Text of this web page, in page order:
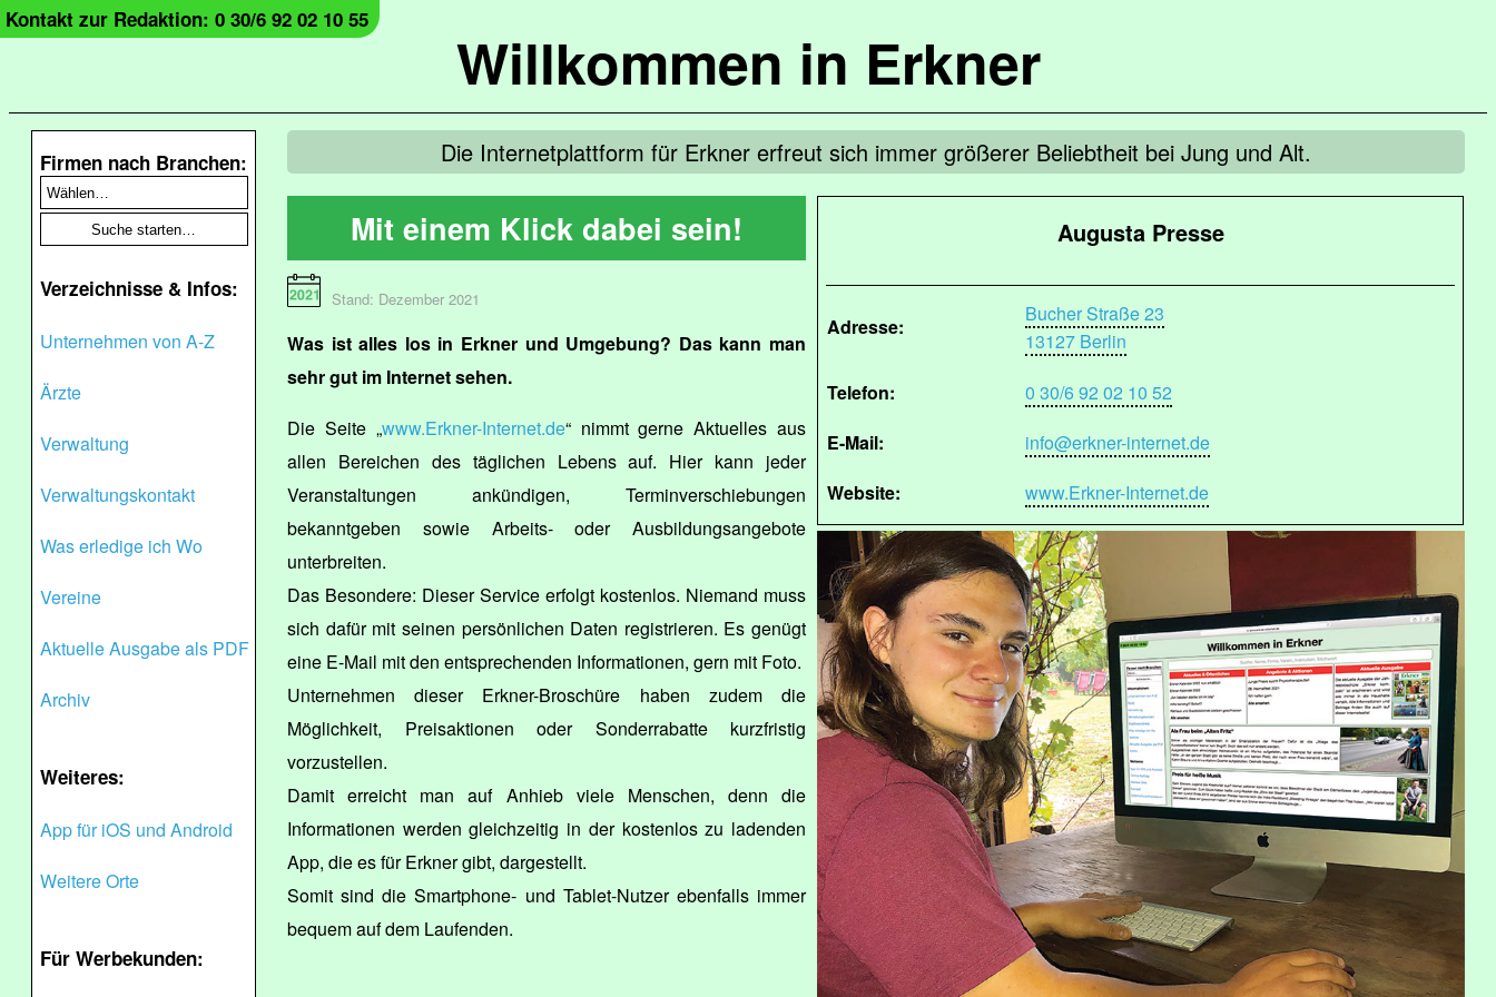
Willkommen in Erkner
Kontakt zur Redaktion: 0 30/6 92 02 10 55
Firmen nach Branchen:
Verzeichnisse & Infos:
Unternehmen von A-Z
Ärzte
Verwaltung
Verwaltungskontakt
Was erledige ich Wo
Vereine
Aktuelle Ausgabe als PDF
Archiv
Weiteres:
App für iOS und Android
Weitere Orte
Für Werbekunden:
Die Internetplattform für Erkner erfreut sich immer größerer Beliebtheit bei Jung und Alt.
Augusta Presse
Adresse:
Bucher Straße 23
13127 Berlin
Telefon:
0 30/6 92 02 10 52
E-Mail:
info@erkner-internet.de
Website:
www.Erkner-Internet.de
Mit einem Klick dabei sein!
Stand: Dezember 2021
Was ist alles los in Erkner und Umgebung? Das kann man
sehr gut im Internet sehen.
Die Seite „www.Erkner-Internet.de“ nimmt gerne Aktuelles aus
allen Bereichen des täglichen Lebens auf. Hier kann jeder
Veranstaltungen ankündigen, Terminverschiebungen
bekanntgeben sowie Arbeits- oder Ausbildungsangebote
unterbreiten.
Das Besondere: Dieser Service erfolgt kostenlos. Niemand muss
sich dafür mit seinen persönlichen Daten registrieren. Es genügt
eine E-Mail mit den entsprechenden Informationen, gern mit Foto.
Unternehmen dieser Erkner-Broschüre haben zudem die
Möglichkeit, Preisaktionen oder Sonderrabatte kurzfristig
vorzustellen.
Damit erreicht man auf Anhieb viele Menschen, denn die
Informationen werden gleichzeitig in der kostenlos zu ladenden
App, die es für Erkner gibt, dargestellt.
Somit sind die Smartphone- und Tablet-Nutzer ebenfalls immer
bequem auf dem Laufenden.